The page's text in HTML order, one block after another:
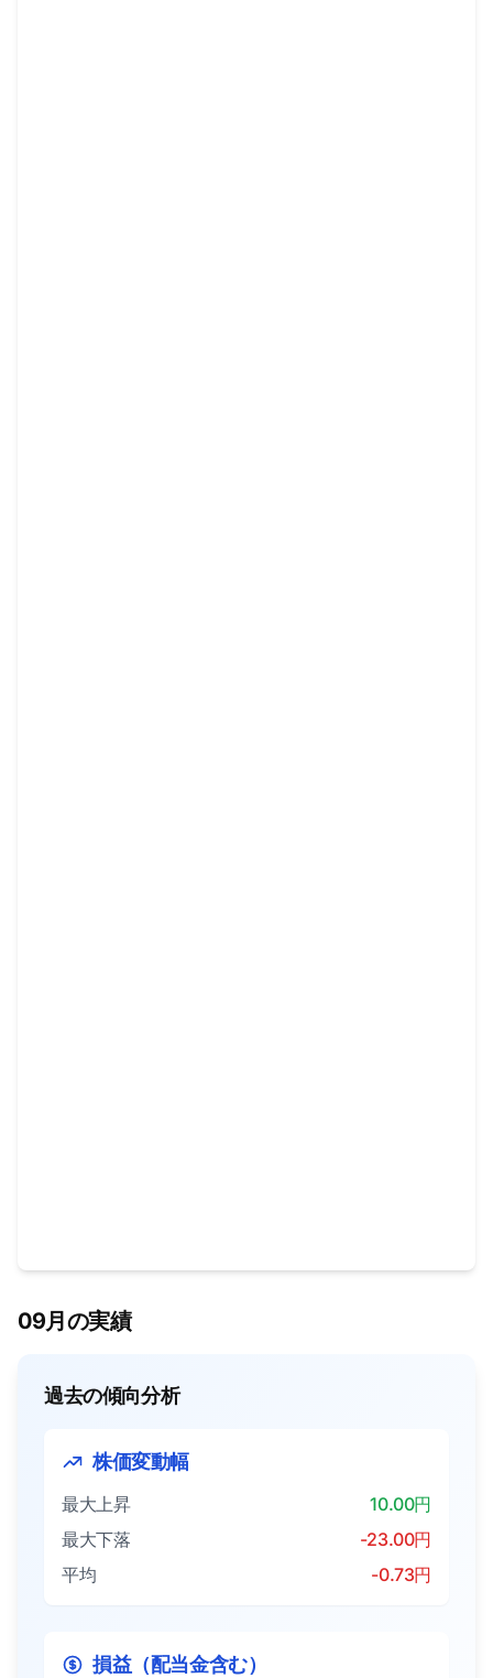
09月の実績
過去の傾向分析
株価変動幅
最大上昇
10.00円
最大下落
-23.00円
平均
-0.73円
損益（配当金含む）